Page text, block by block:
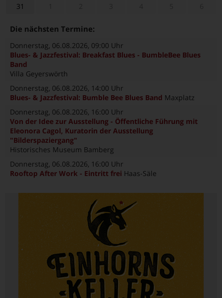
31
Die nächsten Termine:
Donnerstag, 06.08.2026, 09:00 Uhr
Blues- & Jazzfestival: Breakfast Blues - BumbleBee Blues
Band
Villa Geyerswörth
Donnerstag, 06.08.2026, 14:00 Uhr
Blues- & Jazzfestival: Bumble Bee Blues Band Maxplatz
Donnerstag, 06.08.2026, 16:00 Uhr
Von der Idee zur Ausstellung - Öffentliche Führung mit
Eleonora Cagol, Kuratorin der Ausstellung
"Bilderspaziergang"
Historisches Museum Bamberg
Donnerstag, 06.08.2026, 16:00 Uhr
Rooftop After Work - Eintritt frei Haas-Säle